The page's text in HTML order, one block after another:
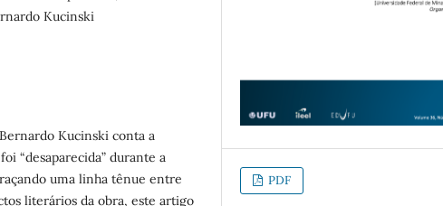
Kucinski
Kucinski conta a
“desaparecida” durante a
uma linha tênue entre
literários da obra, este artigo
PDF